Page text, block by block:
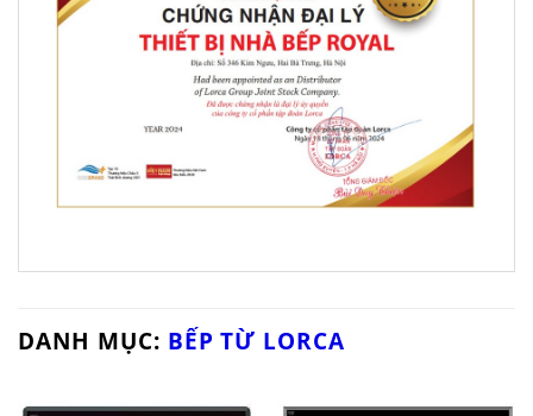
DANH MỤC: BẾP TỪ LORCA